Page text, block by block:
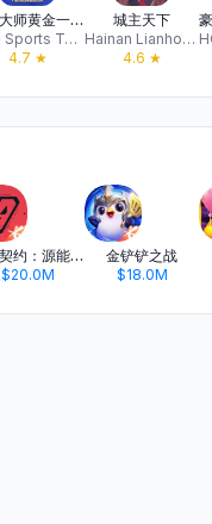
足球大师黄金一代-2025新赛季开启
Gala Sports Technology Limited
4.7 ★
城主天下
Hainan Lianhong Network Technology Co., Ltd.
4.6 ★
无畏契约：源能行动
$20.0M
金铲铲之战
$18.0M